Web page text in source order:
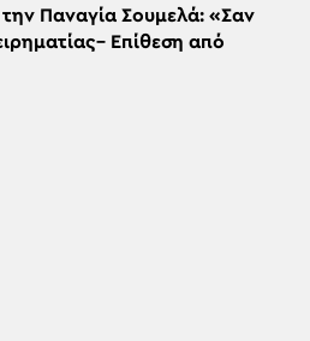
Παναγία Σουμελά: «Σαν
Επίθεση από